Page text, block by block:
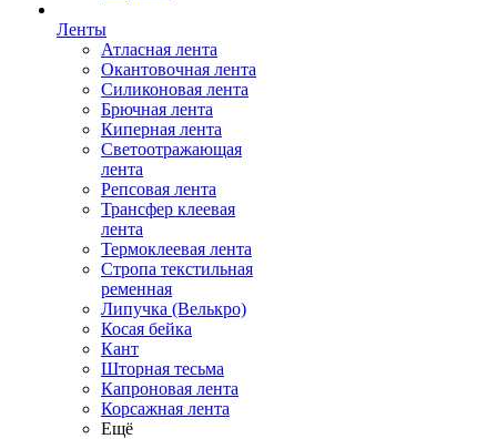
Ленты
Атласная лента
Окантовочная лента
Силиконовая лента
Брючная лента
Киперная лента
Светоотражающая
лента
Репсовая лента
Трансфер клеевая
лента
Термоклеевая лента
Стропа текстильная
ременная
Липучка (Велькро)
Косая бейка
Кант
Шторная тесьма
Капроновая лента
Корсажная лента
Ещё